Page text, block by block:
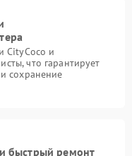
CityCoco и
что гарантирует
сохранение
быстрый ремонт